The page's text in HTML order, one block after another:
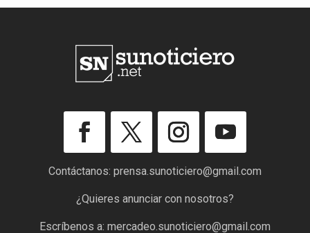
Contáctanos: prensa.sunoticiero@gmail.com
¿Quieres anunciar con nosotros?
Escríbenos a: mercadeo.sunoticiero@gmail.com